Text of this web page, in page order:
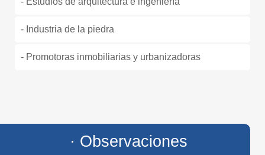
- Industria de la piedra
- Promotoras inmobiliarias y urbanizadoras
· Observaciones